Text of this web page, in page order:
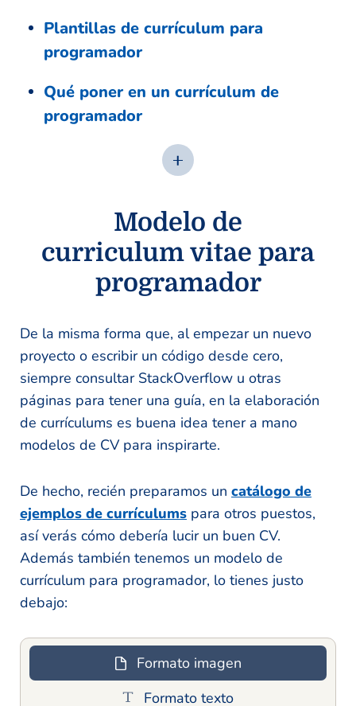
Plantillas de currículum para
programador
Qué poner en un currículum de
programador
Modelo de
curriculum vitae para
programador
De la misma forma que, al empezar un nuevo
proyecto o escribir un código desde cero,
siempre consultar StackOverflow u otras
páginas para tener una guía, en la elaboración
de currículums es buena idea tener a mano
modelos de CV para inspirarte.
De hecho, recién preparamos un catálogo de
ejemplos de currículums para otros puestos,
así verás cómo debería lucir un buen CV.
Además también tenemos un modelo de
currículum para programador, lo tienes justo
debajo:
Formato imagen
Formato texto